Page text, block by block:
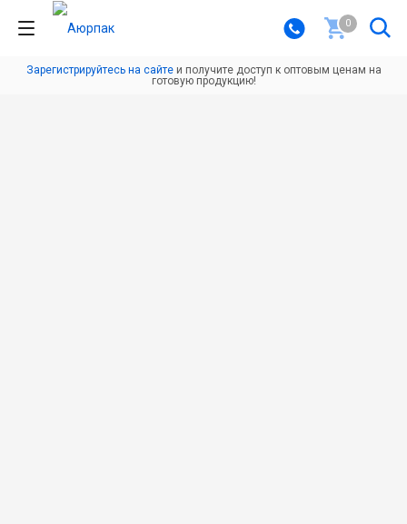
0
Зарегистрируйтесь на сайтеи получите доступ к оптовым ценам на
готовую продукцию!